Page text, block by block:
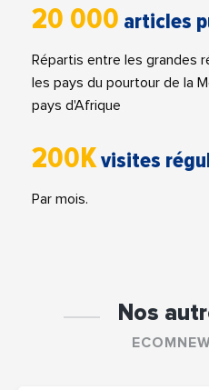
20 000 articles
Répartis entre les grandes
les pays du pourtour de la
pays d'Afrique
200Kvisites
Par mois.
Nos